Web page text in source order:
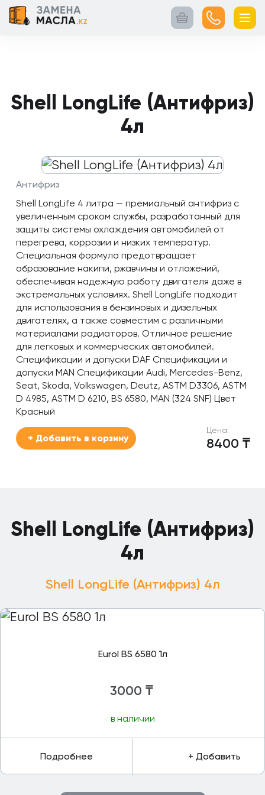
Главная
Контакты
Кейсы
Каталог
Услуги
Shell LongLife (Антифриз)
4л
Антифриз
Shell LongLife 4 литра — премиальный антифриз с
увеличенным сроком службы, разработанный для
защиты системы охлаждения автомобилей от
перегрева, коррозии и низких температур.
Специальная формула предотвращает
образование накипи, ржавчины и отложений,
обеспечивая надежную работу двигателя даже в
экстремальных условиях. Shell LongLife подходит
для использования в бензиновых и дизельных
двигателях, а также совместим с различными
материалами радиаторов. Отличное решение
для легковых и коммерческих автомобилей.
Спецификации и допуски DAF Спецификации и
допуски MAN Спецификации Audi, Mercedes-Benz,
Seat, Skoda, Volkswagen, Deutz, ASTM D3306, ASTM
D 4985, ASTM D 6210, BS 6580, MAN (324 SNF) Цвет
Красный
Цена:
8400 ₸
+ Добавить в корзину
Shell LongLife (Антифриз)
4л
Shell LongLife (Антифриз) 4л
Eurol BS 6580 1л
3000 ₸
в наличии
Подробнее + Добавить